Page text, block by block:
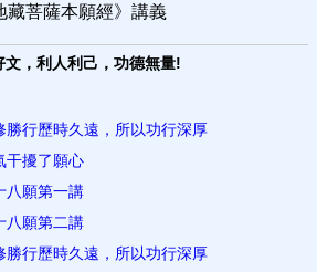
藏菩薩本願經》講義
文，利人利己，功德無量!
勝行歷時久遠，所以功行深厚
干擾了願心
八願第一講
八願第二講
勝行歷時久遠，所以功行深厚